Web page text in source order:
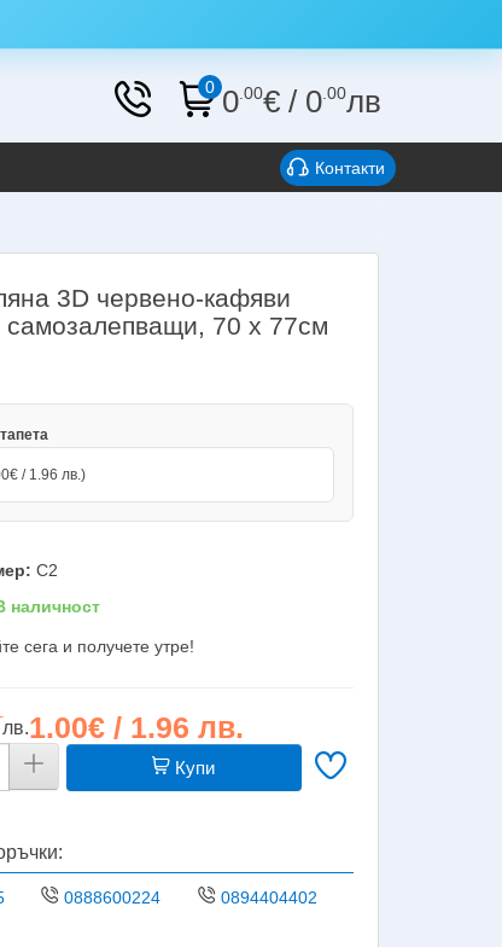
0 0.00€ / 0.00лв
Контакти
3D червено-кафяви
самозалепващи, 70 х 77см
/ 1.96 лв.)
C2
наличност
сега и получете утре!
1.00€ / 1.96 лв.
Купи
0888600224 0894404402